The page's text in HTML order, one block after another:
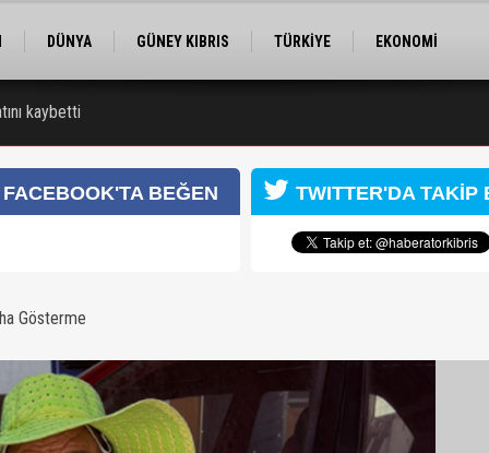
DÜNYA GÜNEY KIBRIS TÜRKİYE
EKONOMİ
kaybetti
FACEBOOK'TA BEĞEN TWITTER'DA TAKİP
Gösterme